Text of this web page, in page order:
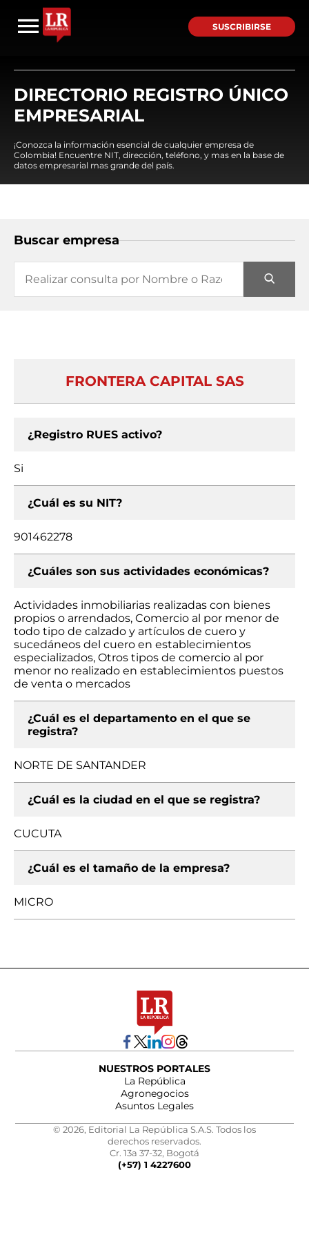
SUSCRIBIRSE
DIRECTORIO REGISTRO ÚNICO
EMPRESARIAL
¡Conozca la información esencial de cualquier empresa de
Colombia! Encuentre NIT, dirección, teléfono, y mas en la base de
datos empresarial mas grande del país.
Buscar empresa
FRONTERA CAPITAL SAS
¿Registro RUES activo?
Si
¿Cuál es su NIT?
901462278
¿Cuáles son sus actividades económicas?
Actividades inmobiliarias realizadas con bienes
propios o arrendados, Comercio al por menor de
todo tipo de calzado y artículos de cuero y
sucedáneos del cuero en establecimientos
especializados, Otros tipos de comercio al por
menor no realizado en establecimientos puestos
de venta o mercados
¿Cuál es el departamento en el que se
registra?
NORTE DE SANTANDER
¿Cuál es la ciudad en el que se registra?
CUCUTA
¿Cuál es el tamaño de la empresa?
MICRO
NUESTROS PORTALES
La República
Agronegocios
Asuntos Legales
© 2026, Editorial La República S.A.S. Todos los
derechos reservados.
Cr. 13a 37-32, Bogotá
(+57) 1 4227600